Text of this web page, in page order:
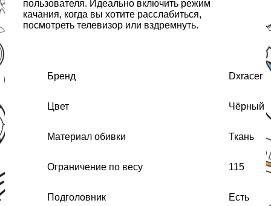
пользователя. Идеально включить режим
качания, когда вы хотите расслабиться,
посмотреть телевизор или вздремнуть.
Бренд Dxracer
Цвет Чёрный
Материал обивки Ткань
Ограничение по весу 115
Подголовник Есть